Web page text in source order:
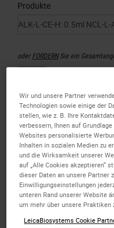
Produkte
oderFORDERNSie ein
Wir und unsere Partner
Technologien sowie einige der
stellen, wie z. B. Ihre
verbessern, Ihnen auf
Websites personalisierte
Inhalten in sozialen Medien zu
und die Wirksamkeit unserer
auf „Alle Cookies akzeptieren“
dieser Daten an unsere Partner
Einwilligungseinstellungen
unteren Rand unserer Website
um mehr über unsere Praktiken
LeicaBiosystems Cookie